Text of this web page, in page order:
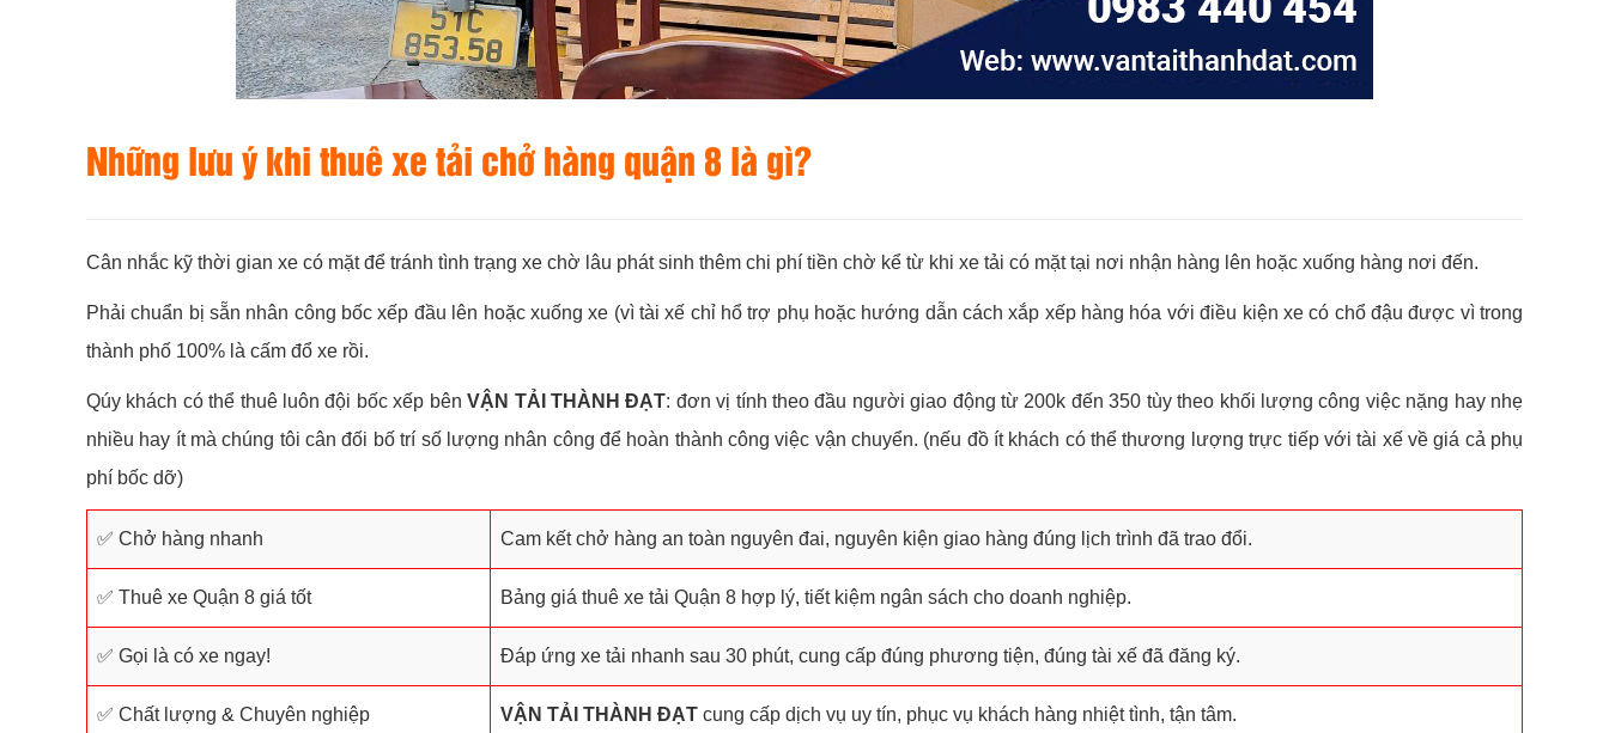
Những lưu ý khi thuê xe tải chở hàng quận 8 là gì?
Cân nhắc kỹ thời gian xe có mặt để tránh tình trạng xe chờ lâu phát sinh thêm chi phí tiền chờ kể từ khi xe tải có mặt tại nơi nhận hàng lên hoặc xuống hàng nơi đến.
Phải chuẩn bị sẵn nhân công bốc xếp đầu lên hoặc xuống xe (vì tài xế chỉ hổ trợ phụ hoặc hướng dẫn cách xắp xếp hàng hóa với điều kiện xe có chổ đậu được vì trong
thành phố 100% là cấm đổ xe rồi.
Qúy khách có thể thuê luôn đội bốc xếp bênVẬN TẢI THÀNH ĐẠT: đơn vị tính theo đầu người giao động từ 200k đến 350 tùy theo khối lượng công việc nặng hay nhẹ
nhiều hay ít mà chúng tôi cân đối bố trí số lượng nhân công để hoàn thành công việc vận chuyển. (nếu đồ ít khách có thể thương lượng trực tiếp với tài xế về giá cả phụ
phí bốc dỡ)
✅ Chở hàng nhanh Cam kết chở hàng an toàn nguyên đai, nguyên kiện giao hàng đúng lịch trình đã trao đổi.
✅ Thuê xe Quận 8 giá tốt Bảng giá thuê xe tải Quận 8 hợp lý, tiết kiệm ngân sách cho doanh nghiệp.
✅ Gọi là có xe ngay! Đáp ứng xe tải nhanh sau 30 phút, cung cấp đúng phương tiện, đúng tài xế đã đăng ký.
✅ Chất lượng & Chuyên nghiệp VẬN TẢI THÀNH ĐẠT cung cấp dịch vụ uy tín, phục vụ khách hàng nhiệt tình, tận tâm.